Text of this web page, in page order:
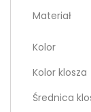
Materiał
Kolor
Kolor klosza
Średnica